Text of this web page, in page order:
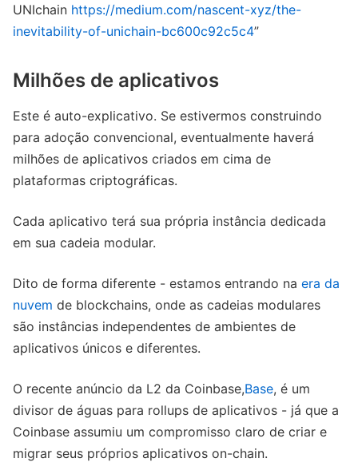
UNIchain https://medium.com/nascent-xyz/the-
inevitability-of-unichain-bc600c92c5c4”
Milhões de aplicativos
Este é auto-explicativo. Se estivermos construindo
para adoção convencional, eventualmente haverá
milhões de aplicativos criados em cima de
plataformas criptográficas.
Cada aplicativo terá sua própria instância dedicada
em sua cadeia modular.
Dito de forma diferente - estamos entrando na era da
nuvem de blockchains, onde as cadeias modulares
são instâncias independentes de ambientes de
aplicativos únicos e diferentes.
O recente anúncio da L2 da Coinbase,Base, é um
divisor de águas para rollups de aplicativos - já que a
Coinbase assumiu um compromisso claro de criar e
migrar seus próprios aplicativos on-chain.